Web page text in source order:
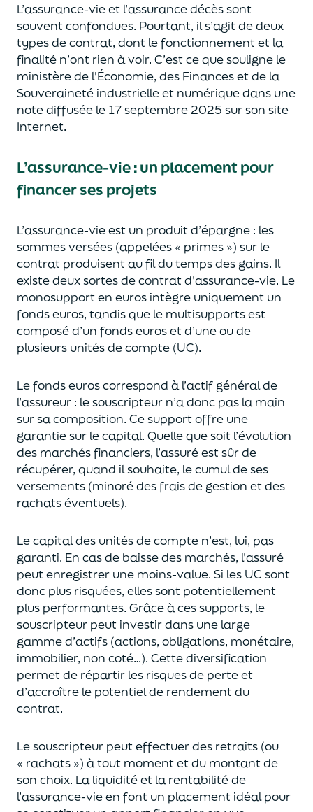
L’assurance-vie et l’assurance décès sont
souventconfondues. Pourtant, il s’agit de deux
types de contrat, dont le fonctionnement et la
finalité n’ont rien à voir. C’est ce que souligne le
ministère de l'Économie, des Financeset de la
Souveraineté industrielle et numériquedans une
note diffusée le 17 septembre 2025 sur son site
Internet.
L’assurance-vie : un placement pour
financer ses projets
L’assurance-vie est un produit d’épargne : les
sommes versées (appelées « primes ») sur le
contrat produisent au fil du temps des gains. Il
existe deux sortesde contrat d’assurance-vie. Le
monosupport en euros intègre uniquement un
fonds euros, tandis que le multisupports est
composé d’un fonds euros et d’une ou de
plusieurs unités de compte (UC).
Le fonds euros correspond à l’actif général de
l’assureur : le souscripteur n’a donc pas la main
sur sa composition. Ce support offre une
garantie sur le capital. Quelle que soit l’évolution
des marchés financiers, l’assuré est sûr de
récupérer, quand il souhaite, le cumul de ses
versements (minoré des frais de gestion et des
rachats éventuels).
Le capital des unités de compte n’est, lui, pas
garanti. En casde baisse des marchés, l’assuré
peut enregistrer une moins-value. Si les UC sont
donc plus risquées, elles sont potentiellement
plus performantes. Grâce à ces supports, le
souscripteur peut investir dans une large
gamme d’actifs (actions, obligations, monétaire,
immobilier, non coté…). Cette diversification
permet de répartir les risques de perte et
d’accroître le potentielde rendement du
contrat.
Le souscripteur peut effectuer des retraits (ou
« rachats ») à tout moment et du montant de
son choix. Laliquiditéet la rentabilité de
l’assurance-vie en font un placement idéal pour